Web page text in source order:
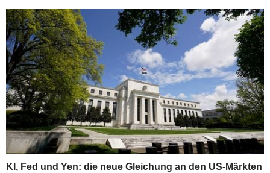
KI, Fed und Yen: die neue Gleichung an den US-Märkten